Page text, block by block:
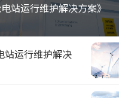
站运行维护解决方案》
站运行维护解决